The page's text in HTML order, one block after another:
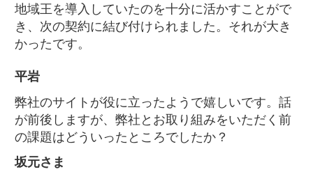
地域王を導入していたのを十分に活かすことがで
き、次の契約に結び付けられました。それが大き
かったです。
平岩
弊社のサイトが役に立ったようで嬉しいです。話
が前後しますが、弊社とお取り組みをいただく前
の課題はどういったところでしたか？
坂元さま